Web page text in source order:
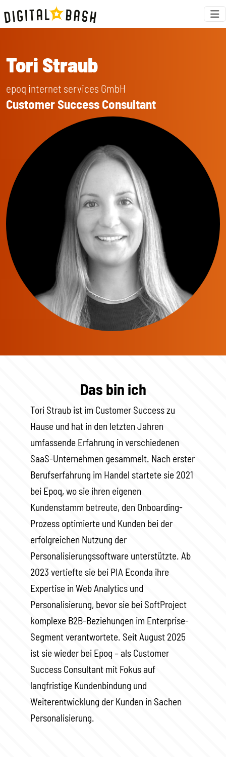
Tori Straub
epoq internet services GmbH
Customer Success Consultant
Das bin ich
Tori Straub ist im Customer Success zu
Hause und hat in den letzten Jahren
umfassende Erfahrung in verschiedenen
SaaS-Unternehmen gesammelt. Nach erster
Berufserfahrung im Handel startete sie 2021
bei Epoq, wo sie ihren eigenen
Kundenstamm betreute, den Onboarding-
Prozess optimierte und Kunden bei der
erfolgreichen Nutzung der
Personalisierungssoftware unterstützte. Ab
2023 vertiefte sie bei PIA Econda ihre
Expertise in Web Analytics und
Personalisierung, bevor sie bei SoftProject
komplexe B2B-Beziehungen im Enterprise-
Segment verantwortete. Seit August 2025
ist sie wieder bei Epoq – als Customer
Success Consultant mit Fokus auf
langfristige Kundenbindung und
Weiterentwicklung der Kunden in Sachen
Personalisierung.